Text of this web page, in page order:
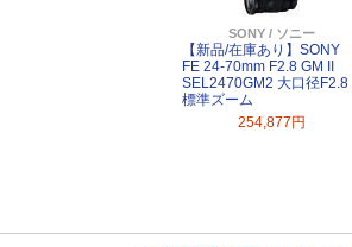
SONY / ソニー
【新品/在庫あり】SONY
FE 24-70mm F2.8 GM II
SEL2470GM2 大口径F2.8
標準ズーム
254,877円